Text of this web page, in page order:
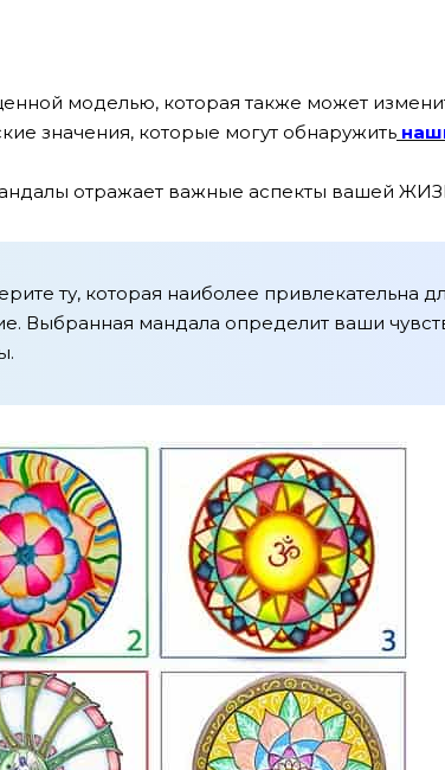
моделью, которая также может
значения, которые могут обнаружить
отражает важные аспекты вашей
ту, которая наиболее привлекательна
Выбранная мандала определит ваши